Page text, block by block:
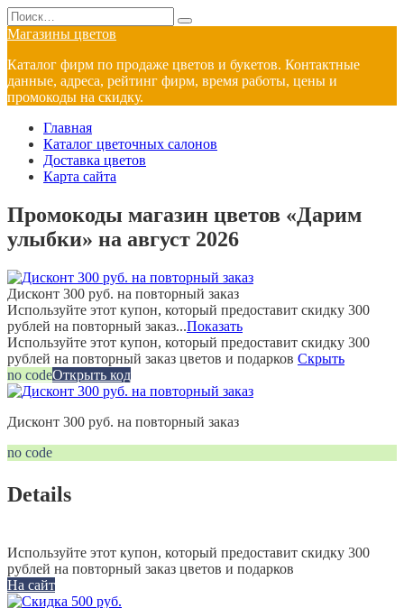
Перейти
к
содержанию
Search
for:
Магазины цветов
Каталог фирм по продаже цветов и букетов. Контактные
данные, адреса, рейтинг фирм, время работы, цены и
промокоды на скидку.
Главная
Каталог цветочных салонов
Доставка цветов
Карта сайта
Промокоды магазин цветов «Дарим
улыбки» на август 2026
Дисконт 300 руб. на повторный заказ
Используйте этот купон, который предоставит скидку 300
рублей на повторный заказ...Показать
Используйте этот купон, который предоставит скидку 300
рублей на повторный заказ цветов и подарков Скрыть
no codeОткрыть код
Дисконт 300 руб. на повторный заказ
no code
Details
Используйте этот купон, который предоставит скидку 300
рублей на повторный заказ цветов и подарков
На сайт